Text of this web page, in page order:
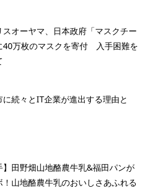
スオーヤマ、日本政府「マスクチー
40万枚のマスクを寄付 入手困難を
に続々とIT企業が進出する理由と
】田野畑山地酪農牛乳&福田パンが
！山地酪農牛乳のおいしさあふれる